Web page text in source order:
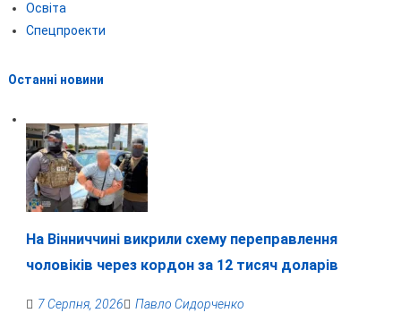
Освіта
Спецпроекти
Останні новини
На Вінниччині викрили схему переправлення
чоловіків через кордон за 12 тисяч доларів
7 Серпня, 2026 Павло Сидорченко